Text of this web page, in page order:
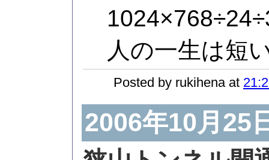
人の一生は短
Posted by rukihena at
2006年10月25